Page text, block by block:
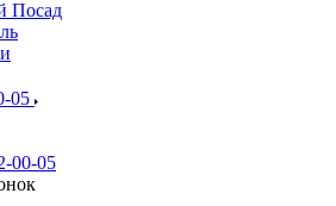
Посад
05
00-05